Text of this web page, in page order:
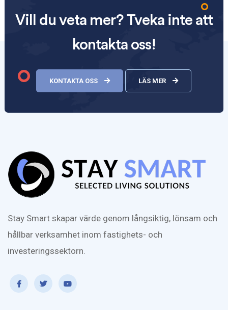
Vill du veta mer? Tveka inte att
kontakta oss!
KONTAKTA OSS LÄS MER
Stay Smart skapar värde genom långsiktig, lönsam och
hållbar verksamhet inom fastighets- och
investeringssektorn.